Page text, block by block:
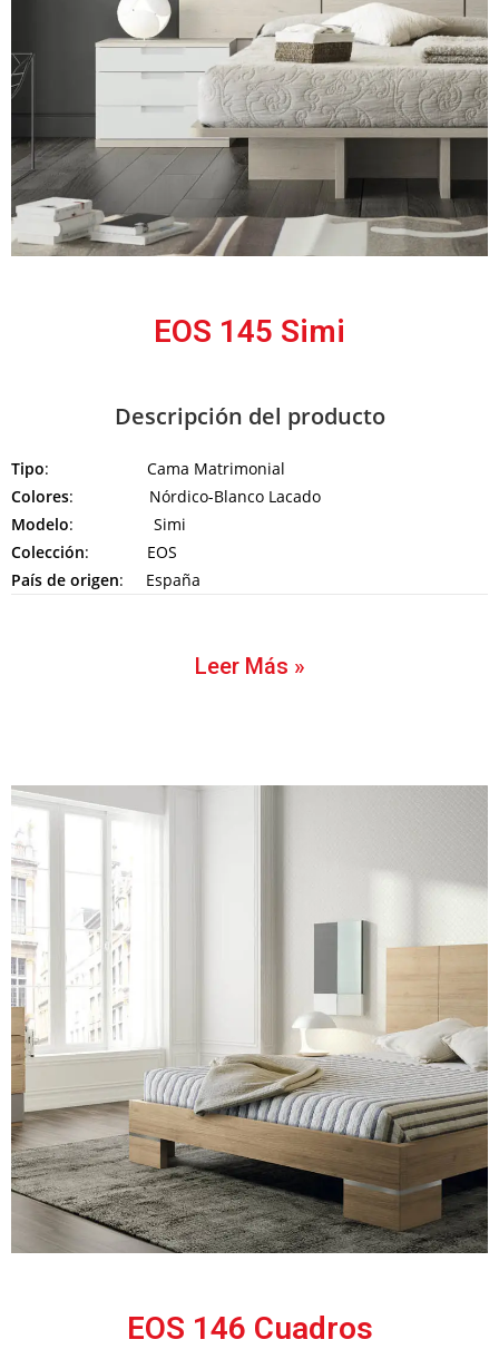
EOS 145 Simi
Descripción del producto
Tipo: Cama Matrimonial
Colores: Nórdico-Blanco Lacado
Modelo: Simi
Colección: EOS
País de origen: España
Leer Más »
EOS 146 Cuadros